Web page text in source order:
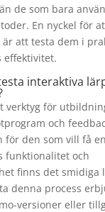
de som bara
En nyckel för
är att testa dem i
effektivitet.
interaktiva
verktyg för
och
för den som vill få
funktionalitet och
finns det smidiga
denna process
versioner eller